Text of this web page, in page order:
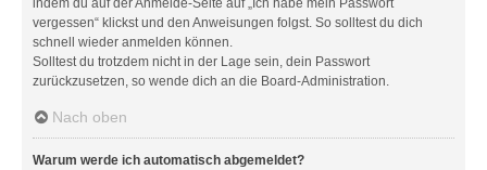
vergessen“ klickst und den Anweisungen folgst. So solltest du dich
schnell wieder anmelden können.
Solltest du trotzdem nicht in der Lage sein, dein Passwort
zurückzusetzen, so wende dich an die Board-Administration.
Nach oben
Warum werde ich automatisch abgemeldet?